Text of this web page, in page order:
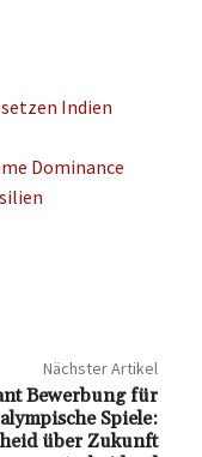
Indien
Dominance
Nächster Artikel
Bewerbung für
Spiele:
über Zukunft